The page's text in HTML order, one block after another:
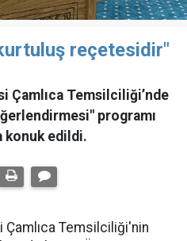
reçetesidir"
Çamlıca Temsilciliği’nde
programı
konuk edildi.
Temsilciliği'nin